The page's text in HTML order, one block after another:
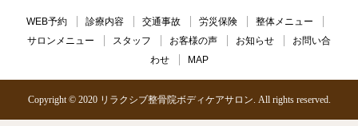
WEB予約 診療内容 交通事故 労災保険
整体メニュー
サロンメニュー
スタッフ お客様の声 お知らせ
お問い合
わせ
MAP
Copyright © 2020 リラクシブ整骨院ボディケアサロン. All rights reserved.